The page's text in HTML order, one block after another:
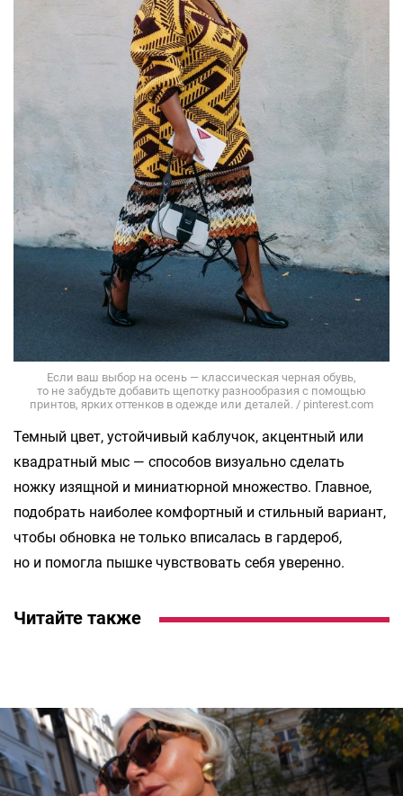
Если ваш выбор на осень — классическая черная обувь,
то не забудьте добавить щепотку разнообразия с помощью
принтов, ярких оттенков в одежде или деталей. / pinterest.com
Темный цвет, устойчивый каблучок, акцентный или
квадратный мыс — способов визуально сделать
ножку изящной и миниатюрной множество. Главное,
подобрать наиболее комфортный и стильный вариант,
чтобы обновка не только вписалась в гардероб,
но и помогла пышке чувствовать себя уверенно.
Читайте также